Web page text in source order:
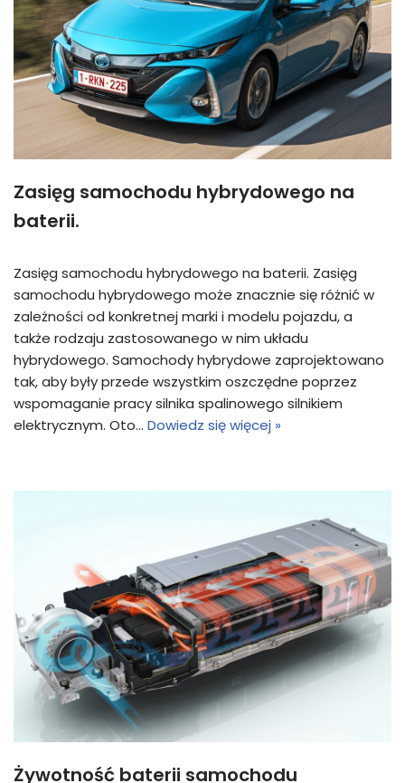
Zasięg samochodu hybrydowego na
baterii.
Zasięg samochodu hybrydowego na baterii. Zasięg
samochodu hybrydowego może znacznie się różnić w
zależności od konkretnej marki i modelu pojazdu, a
także rodzaju zastosowanego w nim układu
hybrydowego. Samochody hybrydowe zaprojektowano
tak, aby były przede wszystkim oszczędne poprzez
wspomaganie pracy silnika spalinowego silnikiem
elektrycznym. Oto… Dowiedz się więcej »
Żywotność baterii samochodu